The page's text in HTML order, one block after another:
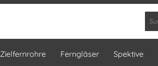
Zielfernrohre Ferngläser Spektive